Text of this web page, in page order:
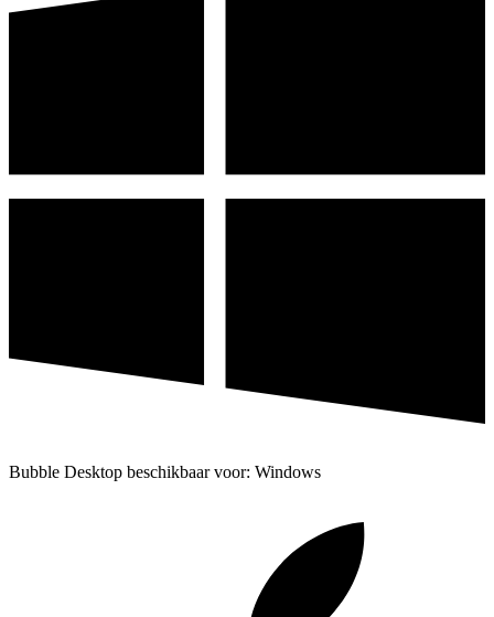
Bubble Desktop beschikbaar voor: Windows